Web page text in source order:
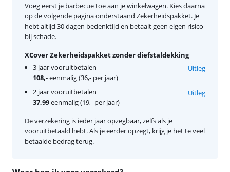
Voeg eerst je barbecue toe aan je winkelwagen. Kies daarna
op de volgende pagina onderstaand Zekerheidspakket. Je
hebt altijd 30 dagen bedenktijd en betaalt geen eigen risico
bij schade.
XCover Zekerheidspakket zonder diefstaldekking
3 jaar vooruitbetalen
108,-eenmalig (36,- per jaar)
Uitleg
2 jaar vooruitbetalen
37,99eenmalig (19,- per jaar)
Uitleg
De verzekering is ieder jaar opzegbaar, zelfs als je
vooruitbetaald hebt. Als je eerder opzegt, krijg je het te veel
betaalde bedrag terug.